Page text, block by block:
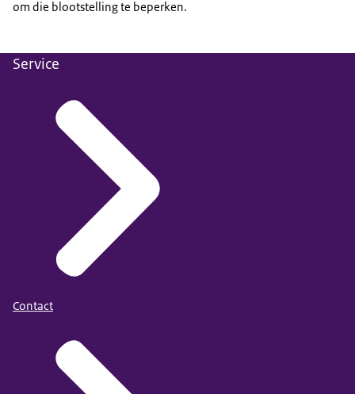
om die blootstelling te beperken.
Service
Contact